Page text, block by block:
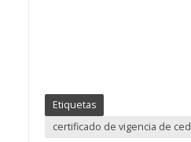
Etiquetas
certificado de vigencia de